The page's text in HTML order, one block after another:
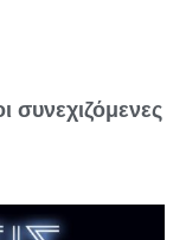
συνεχιζόμενες